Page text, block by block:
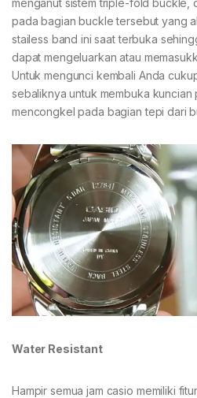
pada bagian buckle tersebut yang
stailess band ini saat terbuka
dapat mengeluarkan atau
Untuk mengunci kembali Anda
sebaliknya untuk membuka
mencongkel pada bagian tepi dari
Water Resistant
Hampir semua jam casio memiliki